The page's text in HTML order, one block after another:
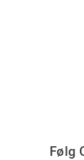
Følg